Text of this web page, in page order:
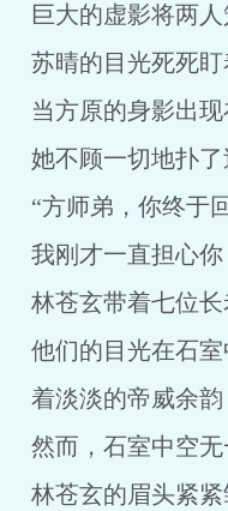
巨大的虚影将两
苏晴的目光死死盯
当方原的身影出
她不顾一切地扑
“方师弟，你终于
我刚才一直担心
林苍玄带着七位
他们的目光在石
着淡淡的帝威余韵
然而，石室中空无
林苍玄的眉头紧